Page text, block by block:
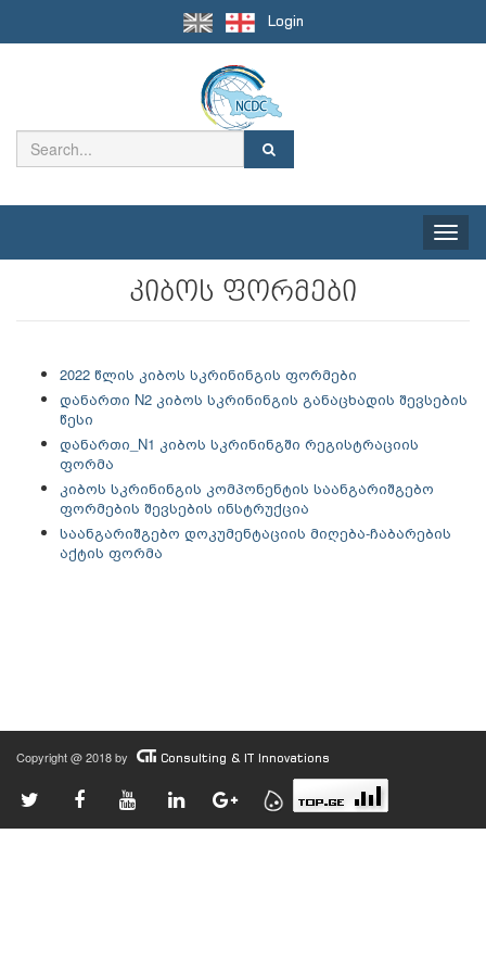
Login
Toggle
კიბოს ფორმები
2022 წლის კიბოს სკრინინგის ფორმები
დანართი N2 კიბოს სკრინინგის განაცხადის შევსების
წესი
დანართი_N1 კიბოს სკრინინგში რეგისტრაციის
ფორმა
კიბოს სკრინინგის კომპონენტის საანგარიშგებო
ფორმების შევსების ინსტრუქცია
საანგარიშგებო დოკუმენტაციის მიღება-ჩაბარების
აქტის ფორმა
Copyright @ 2018 by Consulting & IT Innovations